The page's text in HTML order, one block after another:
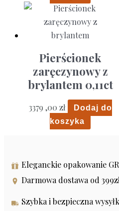
Pierścionek
zaręczynowy z
brylantem 0,11ct
3379 ,00 zł
Dodaj do
koszyka
Eleganckie opakowanie
Darmowa dostawa od
Szybka i bezpieczna